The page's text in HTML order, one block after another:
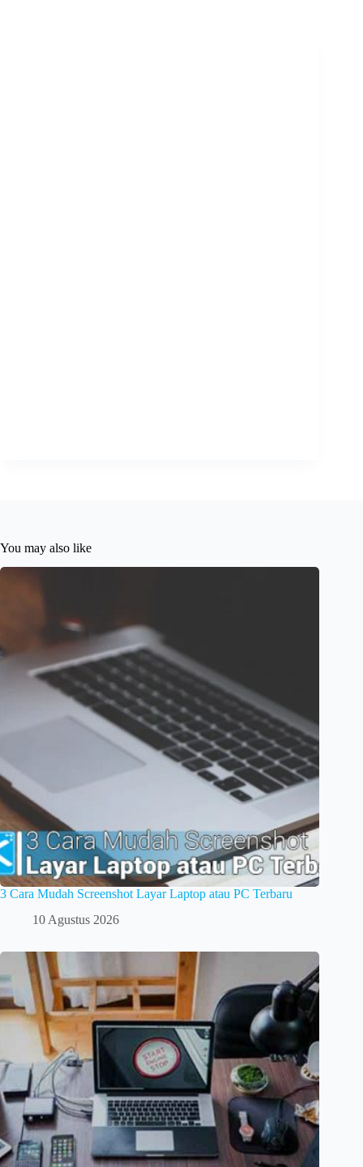
You may also like
3 Cara Mudah Screenshot Layar Laptop atau PC Terbaru
10 Agustus 2026